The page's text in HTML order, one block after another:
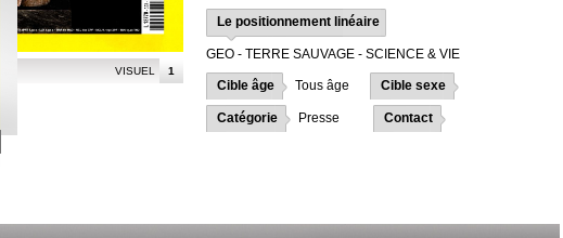
1
VISUEL
Le positionnement linéaire
GEO - TERRE SAUVAGE - SCIENCE & VIE
Cible âge Tous âge Cible sexe
Catégorie Presse Contact